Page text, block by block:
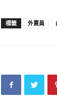
標籤 外賣員